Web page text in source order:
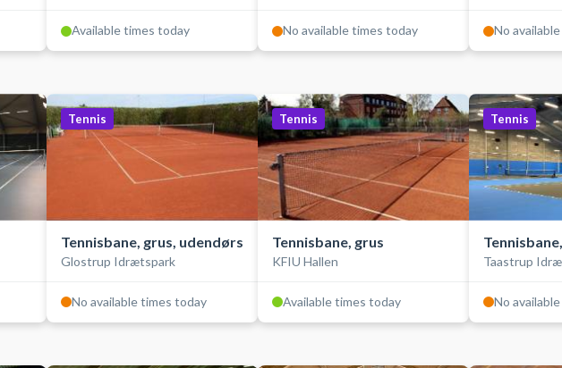
Available times today No available times today No
Tennis
Tennisbane, grus, udendørs
Glostrup Idrætspark
No available times today
Tennis
Tennisbane, grus
KFIU Hallen
Available times today
Tennis
Taastrup
No